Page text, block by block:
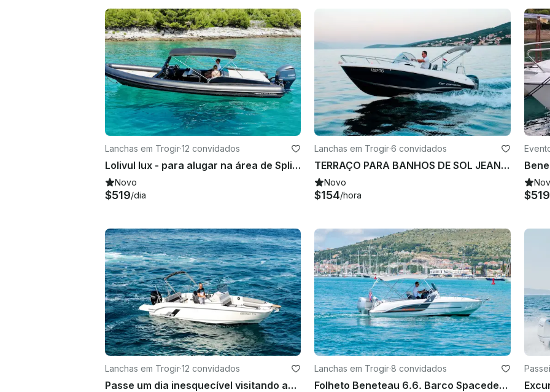
Lanchas em Trogir·12 convidados
Lolivul lux - para alugar na área de Split/Trogir
Novo
$519/dia
Lanchas em Trogir·6 convidados
TERRAÇO PARA BANHOS DE SOL JEANNEAU CC 5.5
Novo
$154/hora $519
Lanchas em Trogir·12 convidados
Passe um dia inesquecível visitando as ilhas a bordo do Flyer 8 Spacedeck!
Lanchas em Trogir·8 convidados
Folheto Beneteau 6.6. Barco Spacedeck para alugar em Trogir, Croácia